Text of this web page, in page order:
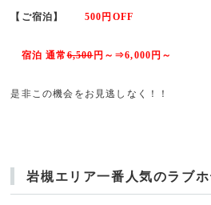
【ご宿泊】 500円OFF
宿泊 通常6,500円～⇒6,000円～
是非この機会をお見逃しなく！！
岩槻エリア一番人気のラブ